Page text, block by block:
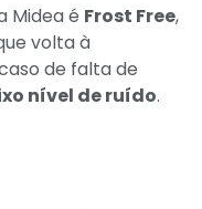
Midea é Frost Free,
volta à
de falta de
nível de ruído.